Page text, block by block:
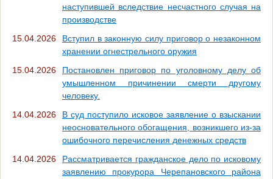
наступившей вследствие несчастного случая на
производстве
15.04.2026
Вступил в законную силу приговор о незаконном
хранении огнестрельного оружия
15.04.2026
Постановлен приговор по уголовному делу об
умышленном причинении смерти другому
человеку.
14.04.2026
В суд поступило исковое заявление о взыскании
неосновательного обогащения, возникшего из-за
ошибочного перечисления денежных средств
14.04.2026
Рассматривается гражданское дело по исковому
заявлению прокурора Черепановского района